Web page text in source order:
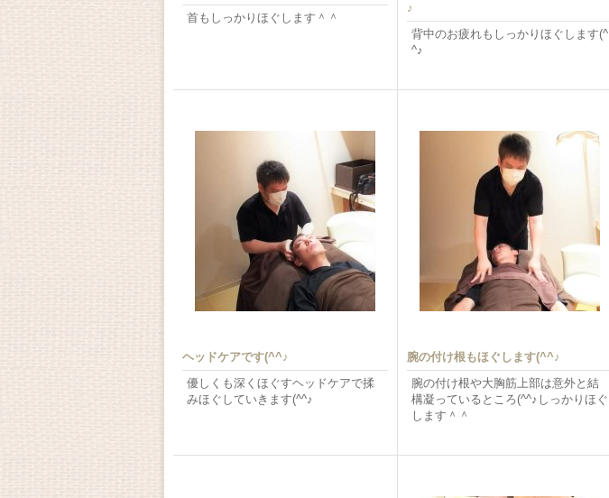
首もしっかりほぐします＾＾
♪
背中のお疲れもしっかりほぐします(^
^♪
ヘッドケアです(^^♪
優しくも深くほぐすヘッドケアで揉
みほぐしていきます(^^♪
腕の付け根もほぐします(^^♪
腕の付け根や大胸筋上部は意外と結
構凝っているところ(^^♪しっかりほぐ
します＾＾